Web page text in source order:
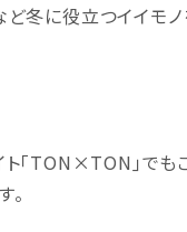
冬に役立つイイモ
ト｢TON×TON｣でも